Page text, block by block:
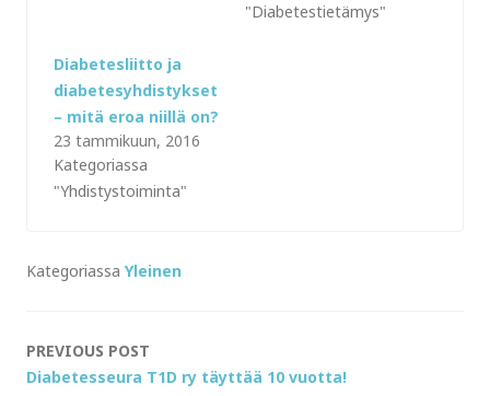
"Diabetestietämys"
Diabetesliitto ja
diabetesyhdistykset
– mitä eroa niillä on?
23 tammikuun, 2016
Kategoriassa
"Yhdistystoiminta"
Kategoriassa Yleinen
Post
PREVIOUS POST
Diabetesseura T1D ry täyttää 10 vuotta!